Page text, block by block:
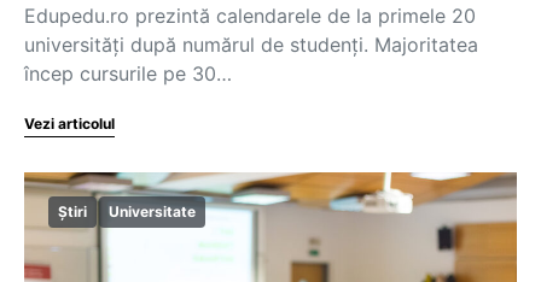
Edupedu.ro prezintă calendarele de la primele 20
universități după numărul de studenți. Majoritatea
încep cursurile pe 30…
Vezi articolul
Știri Universitate